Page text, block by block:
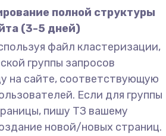
полной структуры
(3-5 дней)
файл кластеризации,
группы запросов
на сайте, соответствующую
Если для группы
пишу ТЗ вашему
новой/новых страниц.